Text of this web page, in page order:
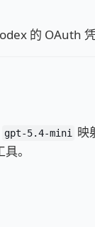
的 OAuth 凭
gpt-5.4-mini
映
具。